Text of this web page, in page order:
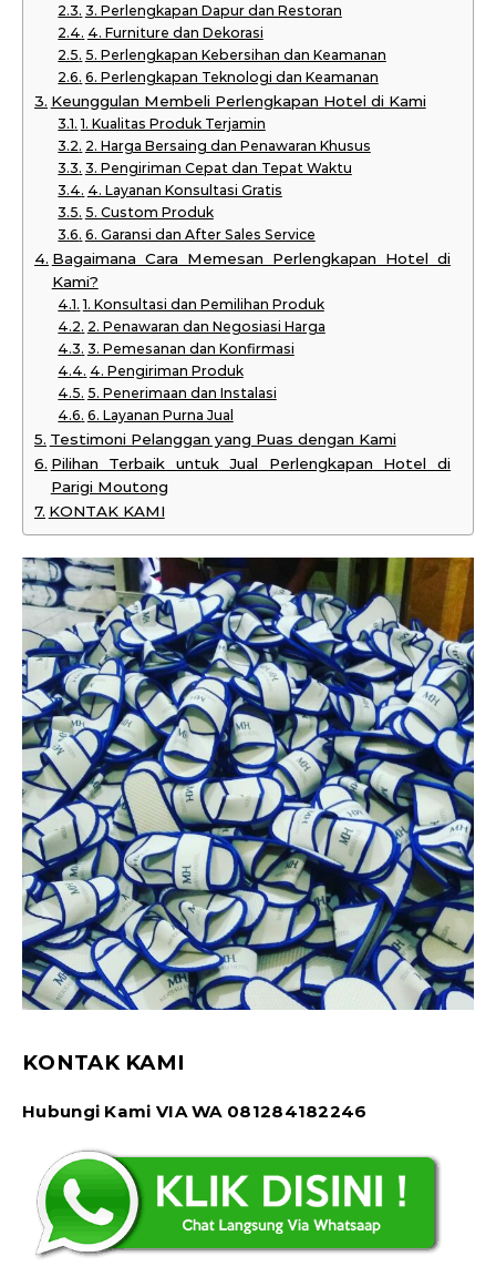
3. Perlengkapan Dapur dan Restoran
4. Furniture dan Dekorasi
5. Perlengkapan Kebersihan dan Keamanan
6. Perlengkapan Teknologi dan Keamanan
Keunggulan Membeli Perlengkapan Hotel di Kami
1. Kualitas Produk Terjamin
2. Harga Bersaing dan Penawaran Khusus
3. Pengiriman Cepat dan Tepat Waktu
4. Layanan Konsultasi Gratis
5. Custom Produk
6. Garansi dan After Sales Service
Bagaimana Cara Memesan Perlengkapan Hotel di
Kami?
1. Konsultasi dan Pemilihan Produk
2. Penawaran dan Negosiasi Harga
3. Pemesanan dan Konfirmasi
4. Pengiriman Produk
5. Penerimaan dan Instalasi
6. Layanan Purna Jual
Testimoni Pelanggan yang Puas dengan Kami
Pilihan Terbaik untuk Jual Perlengkapan Hotel di
Parigi Moutong
KONTAK KAMI
KONTAK KAMI
Hubungi Kami VIA WA 081284182246